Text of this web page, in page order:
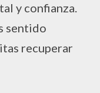
y confianza.
sentido
recuperar